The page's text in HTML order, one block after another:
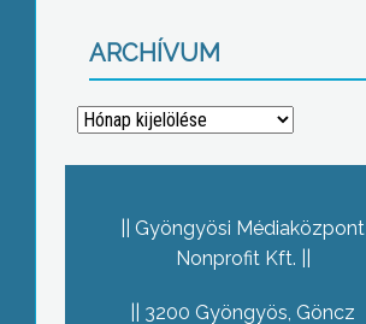
ARCHÍVUM
Archívum
Gyöngyösi Médiaközpont
Nonprofit Kft.
3200 Gyöngyös, Göncz